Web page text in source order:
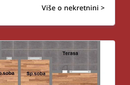
Više o nekretnini >